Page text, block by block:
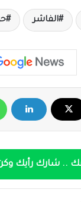
الفاشر
.. شارك رأيك